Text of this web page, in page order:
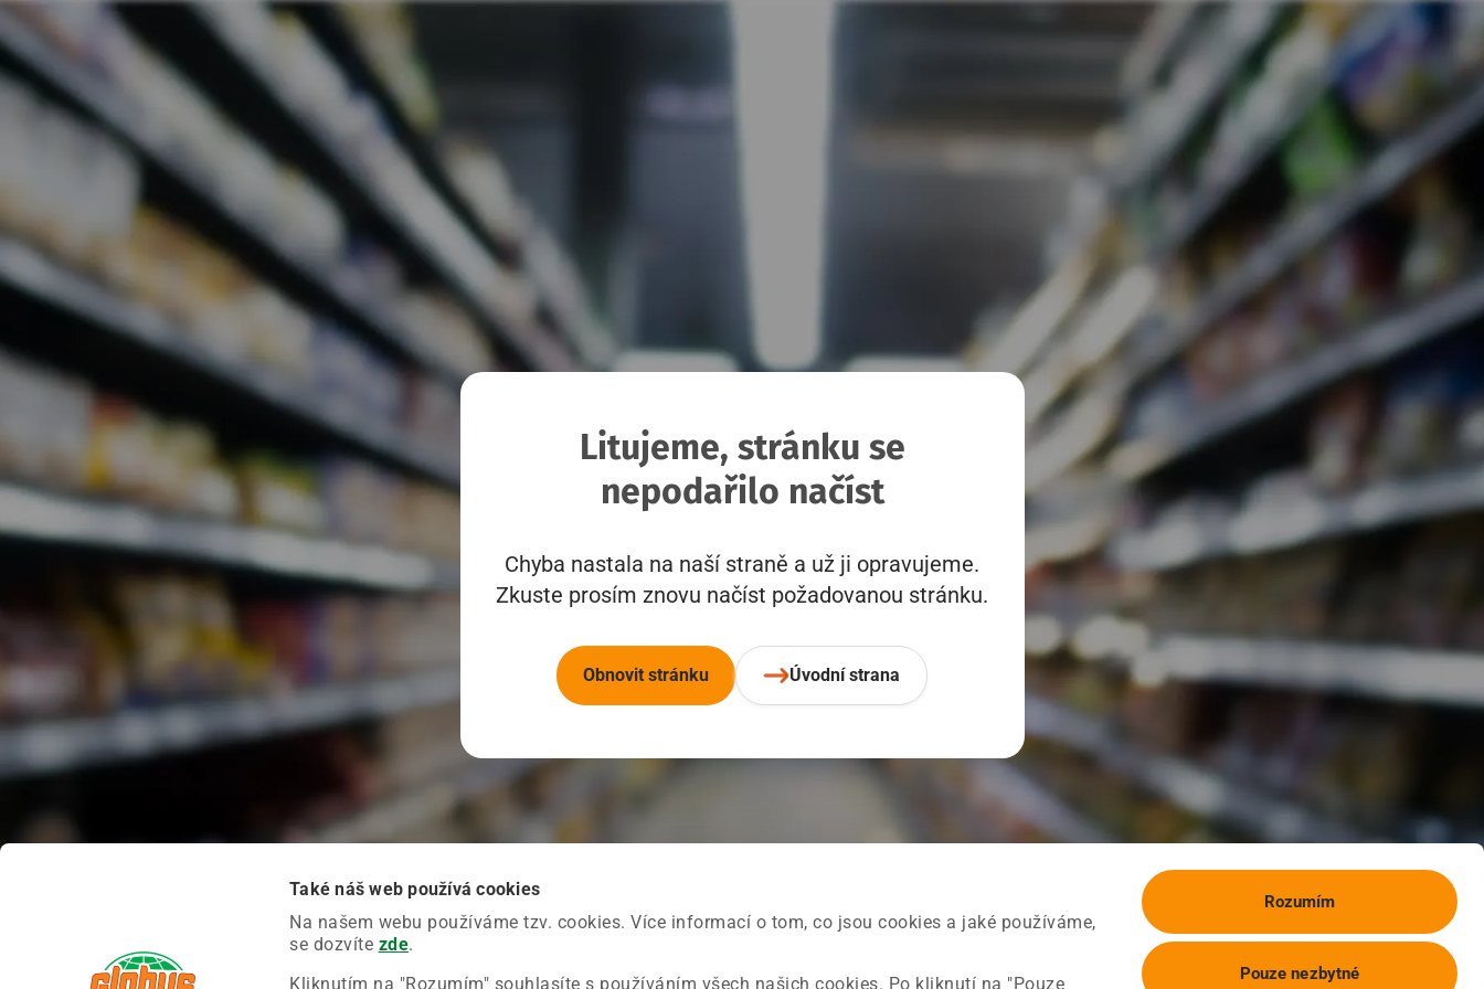
Také náš web používá cookies
Na našem webu používáme tzv. cookies. Více informací o tom, co jsou cookies a jaké používáme,
se dozvíte zde.
Kliknutím na "Rozumím" souhlasíte s používáním všech našich cookies. Po kliknutí na "Pouze
Rozumím
Pouze nezbytné
Litujeme, stránku se
nepodařilo načíst
Chyba nastala na naší straně a už ji opravujeme.
Zkuste prosím znovu načíst požadovanou stránku.
Obnovit stránku Úvodní strana